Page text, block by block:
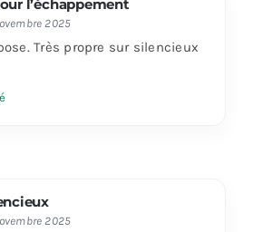
l’échappement
2025
Très propre sur silencieux
2025